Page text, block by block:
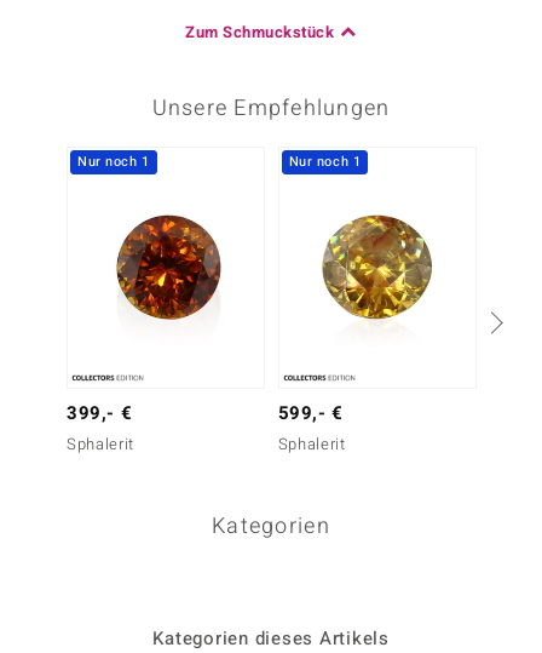
Zum Schmuckstück
Unsere Empfehlungen
Nur noch 1
399,- €
Sphalerit
Nur noch 1
599,- €
Sphalerit
Kategorien
Kategorien dieses Artikels